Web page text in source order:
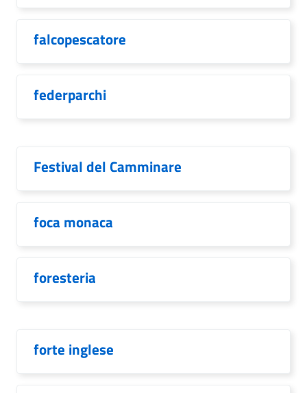
falcopescatore
federparchi
Festival del Camminare
foca monaca
foresteria
forte inglese